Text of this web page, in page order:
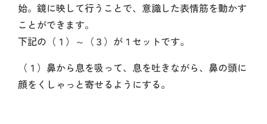
始。鏡に映して行うことで、意識した表情筋を動かす
ことができます。
下記の（１）～（３）が１セットです。
（１）鼻から息を吸って、息を吐きながら、鼻の頭に
顔をくしゃっと寄せるようにする。